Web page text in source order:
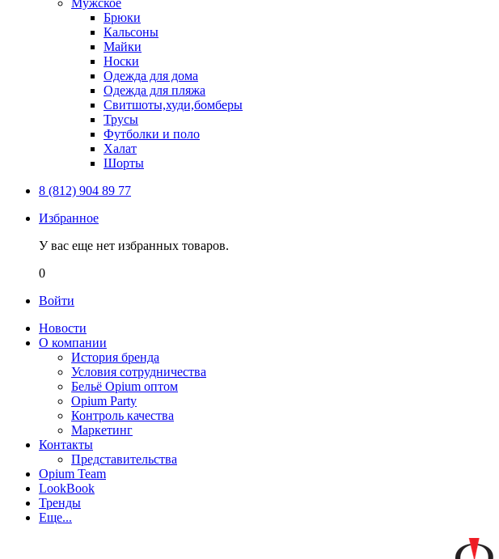
Мужское
Брюки
Кальсоны
Майки
Носки
Одежда для дома
Одежда для пляжа
Свитшоты,худи,бомберы
Трусы
Футболки и поло
Халат
Шорты
8 (812) 904 89 77
Избранное
У вас еще нет избранных товаров.
0
Войти
Новости
О компании
История бренда
Условия сотрудничества
Бельё Opium оптом
Opium Party
Контроль качества
Маркетинг
Контакты
Представительства
Opium Team
LookBook
Тренды
Еще...